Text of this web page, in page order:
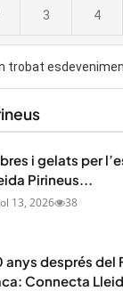
i gelats per
Pirineus...
13, 2026 38
anys després del
Connecta